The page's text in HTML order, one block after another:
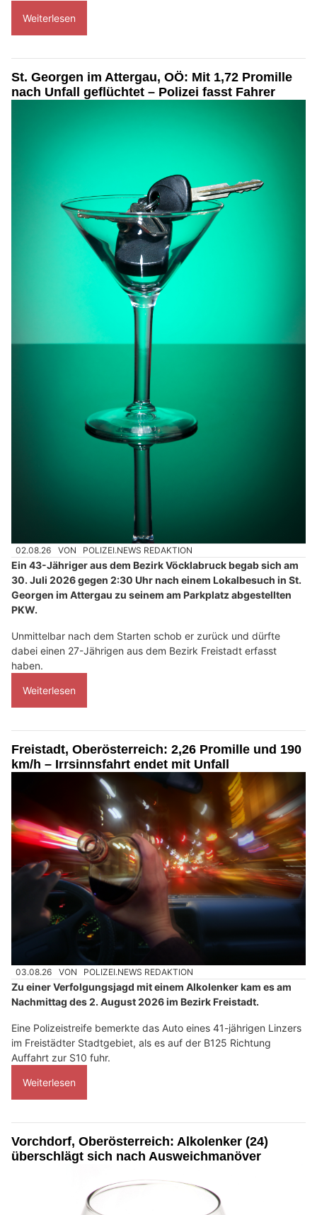
Weiterlesen
St. Georgen im Attergau, OÖ: Mit 1,72 Promille
nach Unfall geflüchtet – Polizei fasst Fahrer
02.08.26 VON POLIZEI.NEWS REDAKTION
Ein 43-Jähriger aus dem Bezirk Vöcklabruck begab sich am
30. Juli 2026 gegen 2:30 Uhr nach einem Lokalbesuch in St.
Georgen im Attergau zu seinem am Parkplatz abgestellten
PKW.
Unmittelbar nach dem Starten schob er zurück und dürfte
dabei einen 27-Jährigen aus dem Bezirk Freistadt erfasst
haben.
Weiterlesen
Freistadt, Oberösterreich: 2,26 Promille und 190
km/h – Irrsinnsfahrt endet mit Unfall
03.08.26 VON POLIZEI.NEWS REDAKTION
Zu einer Verfolgungsjagd mit einem Alkolenker kam es am
Nachmittag des 2. August 2026 im Bezirk Freistadt.
Eine Polizeistreife bemerkte das Auto eines 41-jährigen Linzers
im Freistädter Stadtgebiet, als es auf der B125 Richtung
Auffahrt zur S10 fuhr.
Weiterlesen
Vorchdorf, Oberösterreich: Alkolenker (24)
überschlägt sich nach Ausweichmanöver